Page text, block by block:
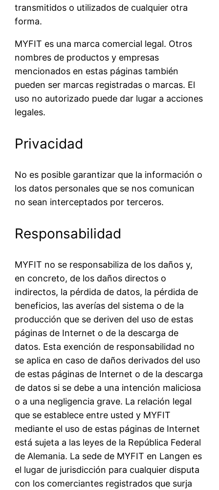
transmitidos o utilizados de cualquier otra
forma.
MYFIT es una marca comercial legal. Otros
nombres de productos y empresas
mencionados en estas páginas también
pueden ser marcas registradas o marcas. El
uso no autorizado puede dar lugar a acciones
legales.
Privacidad
No es posible garantizar que la información o
los datos personales que se nos comunican
no sean interceptados por terceros.
Responsabilidad
MYFIT no se responsabiliza de los daños y,
en concreto, de los daños directos o
indirectos, la pérdida de datos, la pérdida de
beneficios, las averías del sistema o de la
producción que se deriven del uso de estas
páginas de Internet o de la descarga de
datos. Esta exención de responsabilidad no
se aplica en caso de daños derivados del uso
de estas páginas de Internet o de la descarga
de datos si se debe a una intención maliciosa
o a una negligencia grave. La relación legal
que se establece entre usted y MYFIT
mediante el uso de estas páginas de Internet
está sujeta a las leyes de la República Federal
de Alemania. La sede de MYFIT en Langen es
el lugar de jurisdicción para cualquier disputa
con los comerciantes registrados que surja